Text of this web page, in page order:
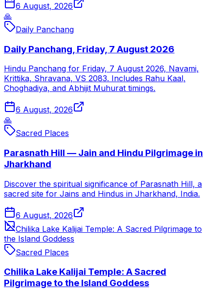
6 August, 2026
🙏
Daily Panchang
Daily Panchang, Friday, 7 August 2026
Hindu Panchang for Friday, 7 August 2026, Navami,
Krittika, Shravana, VS 2083. Includes Rahu Kaal,
Choghadiya, and Abhijit Muhurat timings.
6 August, 2026
🙏
Sacred Places
Parasnath Hill — Jain and Hindu Pilgrimage in
Jharkhand
Discover the spiritual significance of Parasnath Hill, a
sacred site for Jains and Hindus in Jharkhand, India.
6 August, 2026
Chilika Lake Kalijai Temple: A Sacred Pilgrimage to
the Island Goddess
Sacred Places
Chilika Lake Kalijai Temple: A Sacred
Pilgrimage to the Island Goddess